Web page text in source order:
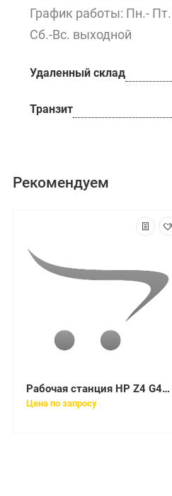
График работы: Пн.- Пт.
Сб.-Вс. выходной
Удаленный склад
Транзит
Рекомендуем
Рабочая станция HP Z4 G4, Xeon W-2123, 16GB (2x8GB) DDR4-2666 ECC Reg, 1TB SATA, DVD-ODD, mouse, keyboard, SD Card Reader, Win10p64
Цена по запросу